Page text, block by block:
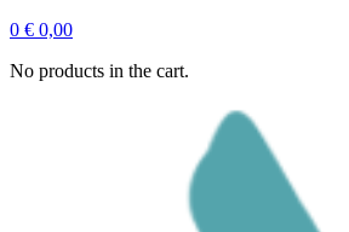
0 € 0,00
No products in the cart.